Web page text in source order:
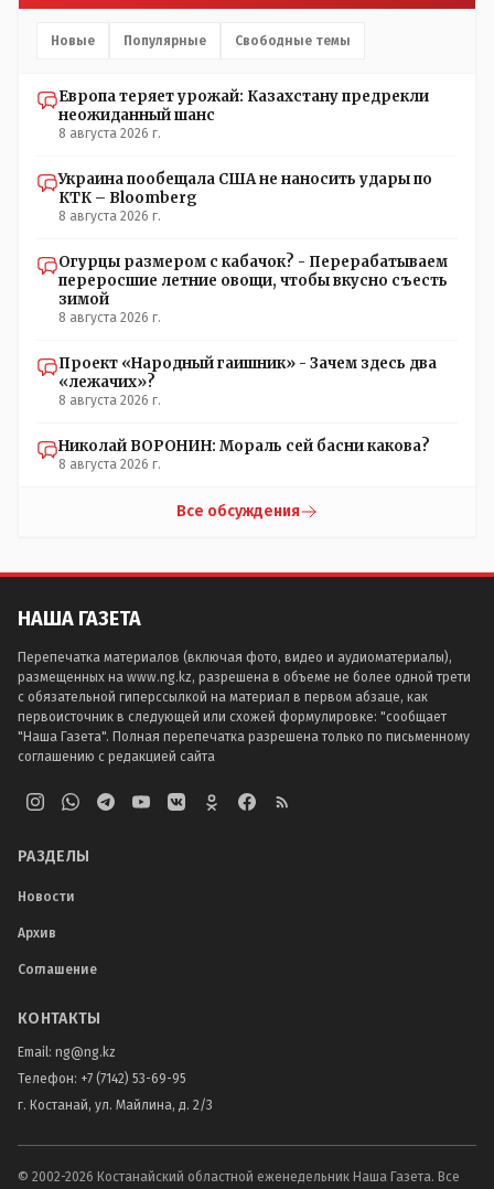
Новые Популярные Свободные темы
Европа теряет урожай: Казахстану предрекли
неожиданный шанс
8 августа 2026 г.
Украина пообещала США не наносить удары по
КТК – Bloomberg
8 августа 2026 г.
Огурцы размером с кабачок? - Перерабатываем
переросшие летние овощи, чтобы вкусно съесть
зимой
8 августа 2026 г.
Проект «Народный гаишник» - Зачем здесь два
«лежачих»?
8 августа 2026 г.
Николай ВОРОНИН: Мораль сей басни какова?
8 августа 2026 г.
Все обсуждения
НАША ГАЗЕТА
Перепечатка материалов (включая фото, видео и аудиоматериалы),
размещенных на www.ng.kz, разрешена в объеме не более одной трети
с обязательной гиперссылкой на материал в первом абзаце, как
первоисточник в следующей или схожей формулировке: "сообщает
"Наша Газета". Полная перепечатка разрешена только по письменному
соглашению с редакцией сайта
РАЗДЕЛЫ
Новости
Архив
Соглашение
КОНТАКТЫ
Email: ng@ng.kz
Телефон: +7 (7142) 53-69-95
г. Костанай, ул. Майлина, д. 2/3
© 2002-2026 Костанайский областной еженедельник Наша Газета. Все